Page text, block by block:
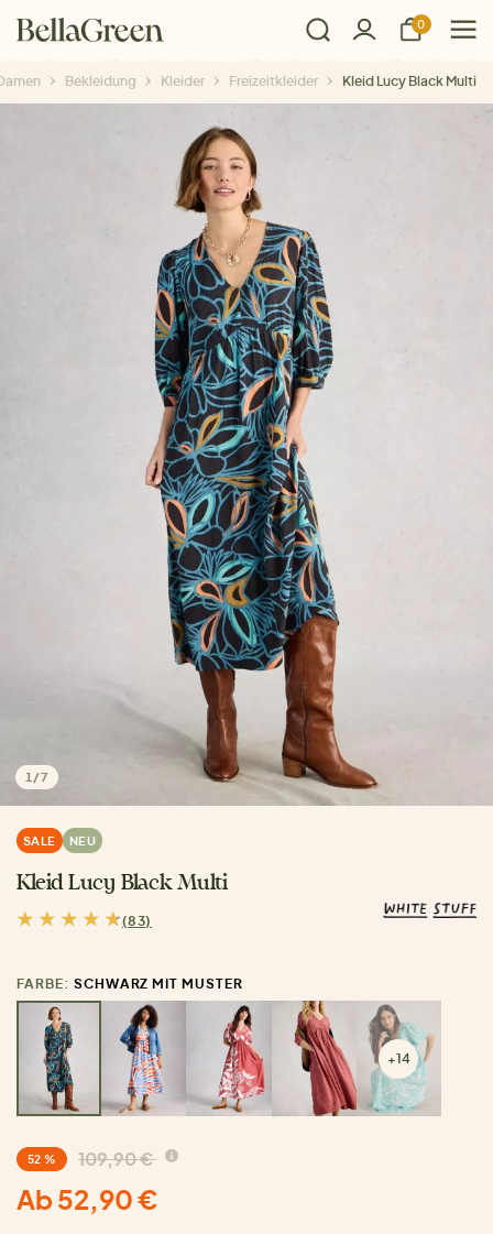
0
Bekleidung Kleider Freizeitkleider Kleid Lucy Black Multi
1 /7
SALE NEU
Kleid Lucy Black Multi
(83)
FARBE: SCHWARZ MIT MUSTER
+14
52 % 109,90 €
Ab 52,90 €